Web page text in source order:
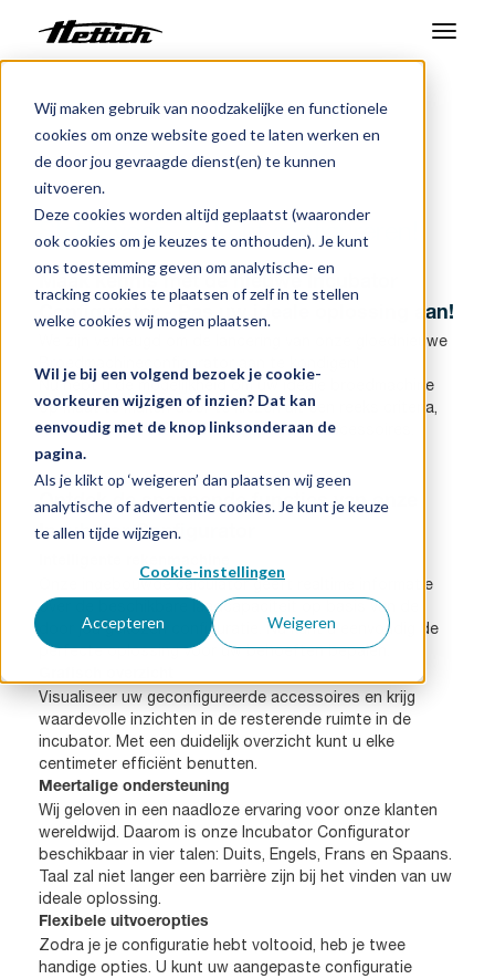
Wij maken gebruik van noodzakelijke en functionele
cookies om onze website goed te laten werken en
de door jou gevraagde dienst(en) te kunnen
uitvoeren.
Deze cookies worden altijd geplaatst (waaronder
ook cookies om je keuzes te onthouden). Je kunt
ons toestemming geven om analytische- en
tracking cookies te plaatsen of zelf in te stellen
welke cookies wij mogen plaatsen.
Wil je bij een volgend bezoek je cookie-
voorkeuren wijzigen of inzien? Dat kan
eenvoudig met de knop linksonderaan de
pagina.
Als je klikt op ‘weigeren’ dan plaatsen wij geen
analytische of advertentie cookies. Je kunt je keuze
te allen tijde wijzigen.
Cookie-instellingen
Accepteren Weigeren
Producten
Markten
Support Center
Over ons
Contact
Nieuws en evenementen
Downloads
Werken bij
Stel je voor - je kunt configureren!
Stel je voor - je kunt configureren!
Configurator- Pas uw ideale oplossing aan!
We zijn verheugd om de lancering van onze gloednieuwe
Nu hebt u de mogelijkheid om uw ideale broedmachine
op maat te maken door te kiezen uit een reeks criteria,
waaronder grootte, voltage, opties en accessoires.
Ontdek de spannende functies van onze
Incubator Configurator
Onze ingebouwde calculator geeft realtime informatie
over de beschikbare laadcapaciteit op basis van de
door jou gekozen configuratie. Nu kunt u eenvoudig de
perfecte oplossing voor uw behoeften bepalen.
Visualiseer uw geconfigureerde accessoires en krijg
waardevolle inzichten in de resterende ruimte in de
incubator. Met een duidelijk overzicht kunt u elke
centimeter efficiënt benutten.
Meertalige ondersteuning
Wij geloven in een naadloze ervaring voor onze klanten
wereldwijd. Daarom is onze Incubator Configurator
beschikbaar in vier talen: Duits, Engels, Frans en Spaans.
Taal zal niet langer een barrière zijn bij het vinden van uw
ideale oplossing.
Flexibele uitvoeropties
Zodra je je configuratie hebt voltooid, heb je twee
handige opties. U kunt uw aangepaste configuratie